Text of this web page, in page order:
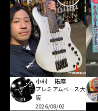
小村 拓摩
プレミアムベース大
阪
2026/08/02